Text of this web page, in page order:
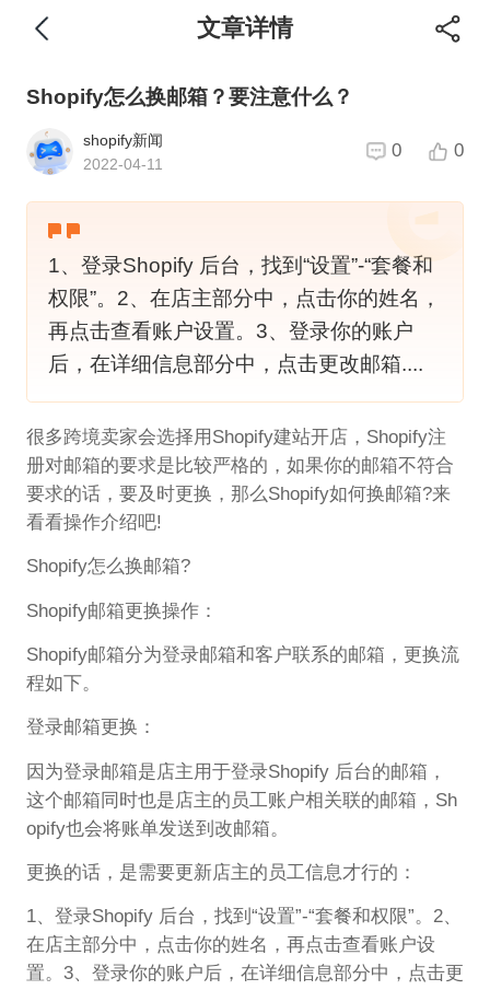
文章详情
Shopify怎么换邮箱？要注意什么？
shopify新闻
2022-04-11
0 0
1、登录Shopify 后台，找到“设置”-“套餐和
权限”。2、在店主部分中，点击你的姓名，
再点击查看账户设置。3、登录你的账户
后，在详细信息部分中，点击更改邮箱....
很多跨境卖家会选择用Shopify建站开店，Shopify注
册对邮箱的要求是比较严格的，如果你的邮箱不符合
要求的话，要及时更换，那么Shopify如何换邮箱?来
看看操作介绍吧!
Shopify怎么换邮箱?
Shopify邮箱更换操作：
Shopify邮箱分为登录邮箱和客户联系的邮箱，更换流
程如下。
登录邮箱更换：
因为登录邮箱是店主用于登录Shopify 后台的邮箱，
这个邮箱同时也是店主的员工账户相关联的邮箱，Sh
opify也会将账单发送到改邮箱。
更换的话，是需要更新店主的员工信息才行的：
1、登录Shopify 后台，找到“设置”-“套餐和权限”。2、
在店主部分中，点击你的姓名，再点击查看账户设
置。3、登录你的账户后，在详细信息部分中，点击更